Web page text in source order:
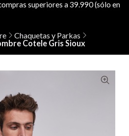
superiores a 39.990 (sólo en
Chaquetas y Parkas
Cotele Gris Sioux